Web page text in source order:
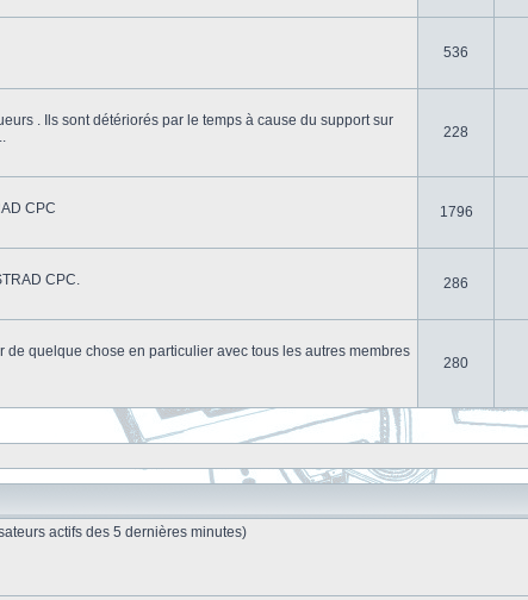
536
. Ils sont détériorés par le temps à cause du support sur
228
CPC
1796
CPC.
286
quelque chose en particulier avec tous les autres membres
280
actifs des 5 dernières minutes)